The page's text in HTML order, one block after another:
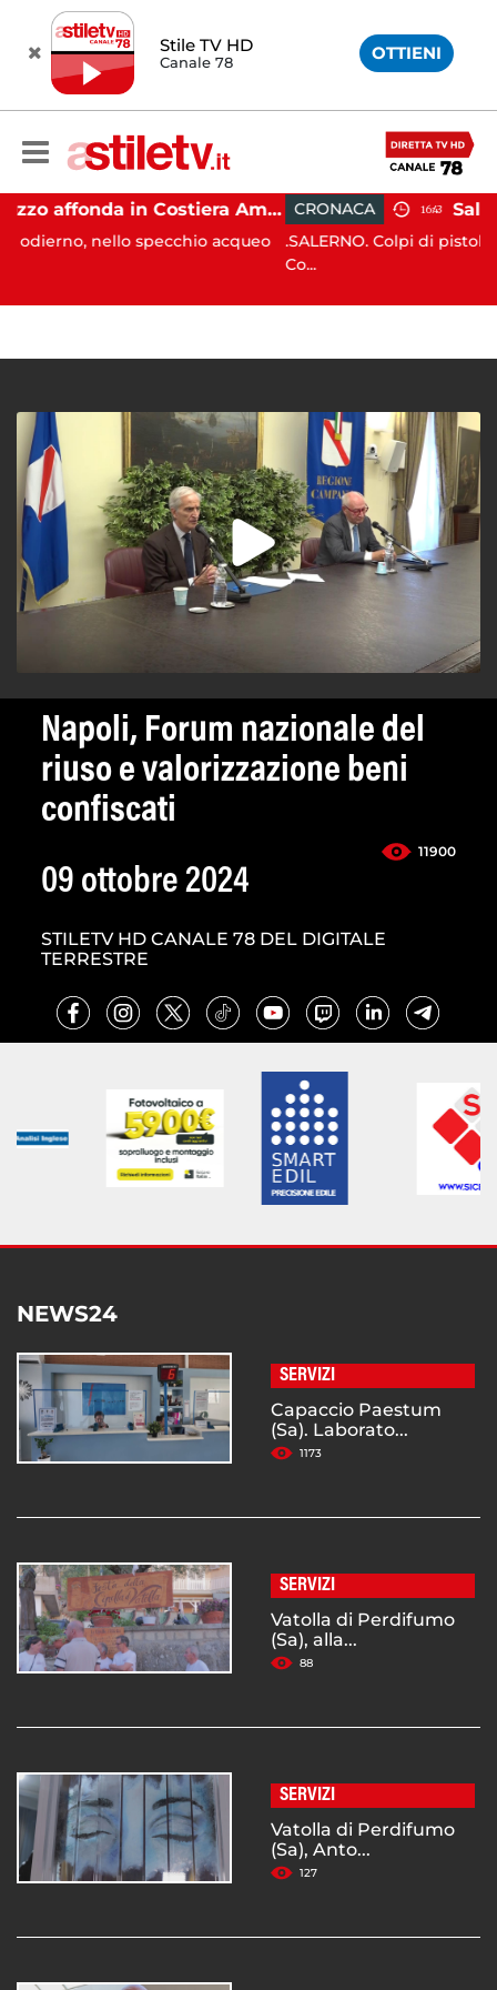
Stile TV HD
Canale 78 OTTIENI
Gozzo affonda in Costiera Amalfitana: occupanti soccorsi da altri natanti
specchio acqueo
CRONACA 16:43
.SALERNO. Colpi di pistola sono stati
Napoli, Forum nazionale del
riuso e valorizzazione beni
confiscati
11900
09 ottobre 2024
STILETV HD CANALE 78 DEL DIGITALE
TERRESTRE
NEWS24
SERVIZI
Capaccio Paestum
(Sa). Laborato...
1173
SERVIZI
Vatolla di Perdifumo
(Sa), alla...
88
SERVIZI
Vatolla di Perdifumo
(Sa), Anto...
127